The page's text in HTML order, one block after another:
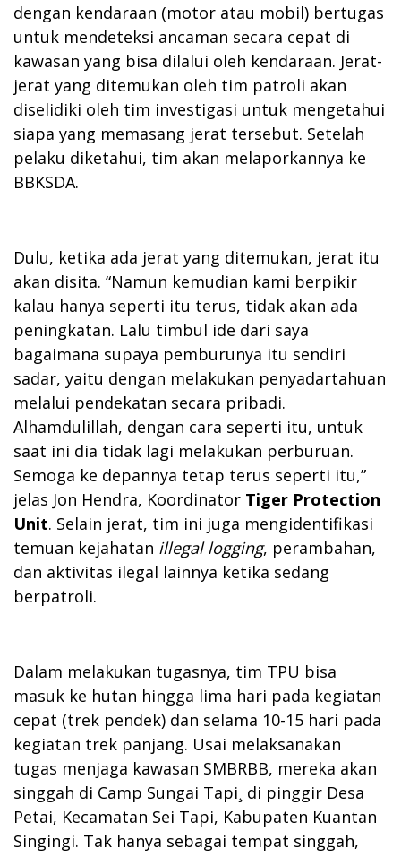
dengan kendaraan (motor atau mobil) bertugas
untuk mendeteksi ancaman secara cepat di
kawasan yang bisa dilalui oleh kendaraan. Jerat-
jerat yang ditemukan oleh tim patroli akan
diselidiki oleh tim investigasi untuk mengetahui
siapa yang memasang jerat tersebut. Setelah
pelaku diketahui, tim akan melaporkannya ke
BBKSDA.
Dulu, ketika ada jerat yang ditemukan, jerat itu
akan disita. “Namun kemudian kami berpikir
kalau hanya seperti itu terus, tidak akan ada
peningkatan. Lalu timbul ide dari saya
bagaimana supaya pemburunya itu sendiri
sadar, yaitu dengan melakukan penyadartahuan
melalui pendekatan secara pribadi.
Alhamdulillah, dengan cara seperti itu, untuk
saat ini dia tidak lagi melakukan perburuan.
Semoga ke depannya tetap terus seperti itu,”
jelas Jon Hendra, Koordinator Tiger Protection
Unit. Selain jerat, tim ini juga mengidentifikasi
temuan kejahatan illegal logging, perambahan,
dan aktivitas ilegal lainnya ketika sedang
berpatroli.
Dalam melakukan tugasnya, tim TPU bisa
masuk ke hutan hingga lima hari pada kegiatan
cepat (trek pendek) dan selama 10-15 hari pada
kegiatan trek panjang. Usai melaksanakan
tugas menjaga kawasan SMBRBB, mereka akan
singgah di Camp Sungai Tapi¸ di pinggir Desa
Petai, Kecamatan Sei Tapi, Kabupaten Kuantan
Singingi. Tak hanya sebagai tempat singgah,